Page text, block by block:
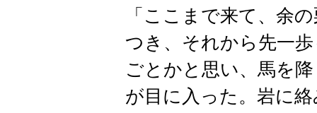
「ここまで来て、余
つき、それから先一
ごとかと思い、馬を
が目に入った。岩に